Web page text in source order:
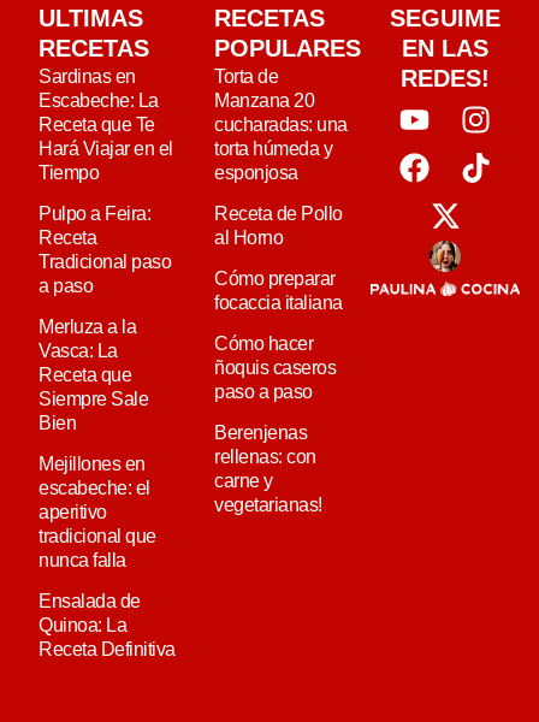
ULTIMAS
RECETAS
Sardinas en
Escabeche: La
Receta que Te
Hará Viajar en el
Tiempo
Pulpo a Feira:
Receta
Tradicional paso
a paso
Merluza a la
Vasca: La
Receta que
Siempre Sale
Bien
Mejillones en
escabeche: el
aperitivo
tradicional que
nunca falla
Ensalada de
Quinoa: La
Receta Definitiva
RECETAS
POPULARES
Torta de
Manzana 20
cucharadas: una
torta húmeda y
esponjosa
Receta de Pollo
al Horno
Cómo preparar
focaccia italiana
Cómo hacer
ñoquis caseros
paso a paso
Berenjenas
rellenas: con
carne y
vegetarianas!
SEGUIME
EN LAS
REDES!